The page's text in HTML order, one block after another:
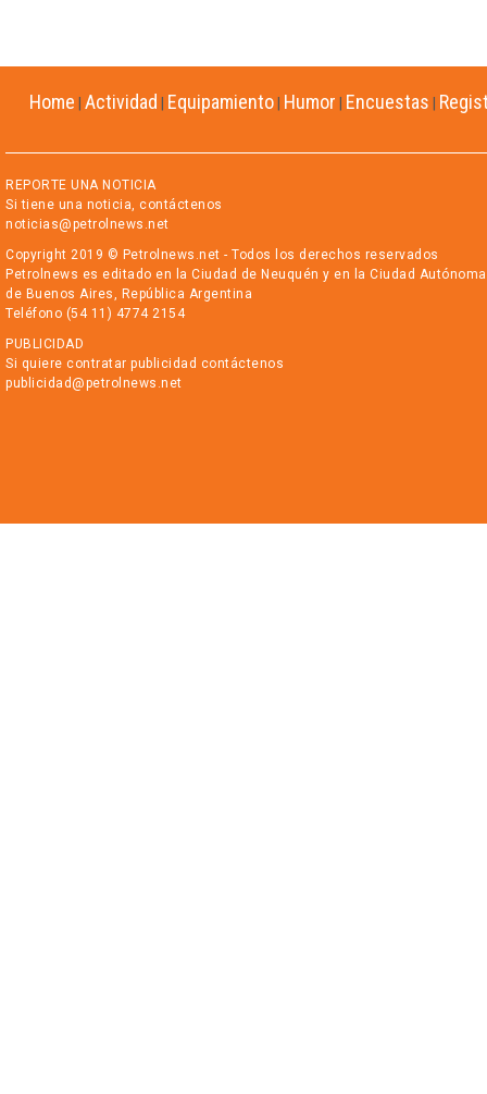
Home Actividad Equipamiento Humor Encuestas
REPORTE UNA NOTICIA
Si tiene una noticia, contáctenos
noticias@petrolnews.net
Copyright 2019 © Petrolnews.net - Todos los derechos reservados
Petrolnews es editado en la Ciudad de Neuquén y en la Ciudad Autónoma
de Buenos Aires, República Argentina
Teléfono (54 11) 4774 2154
PUBLICIDAD
Si quiere contratar publicidad contáctenos
publicidad@petrolnews.net